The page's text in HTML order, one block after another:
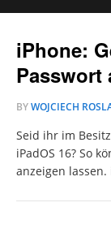
iPhone:
Passwort
BYWOJCIECH
Seid ihr im
iPadOS 16? So
anzeigen